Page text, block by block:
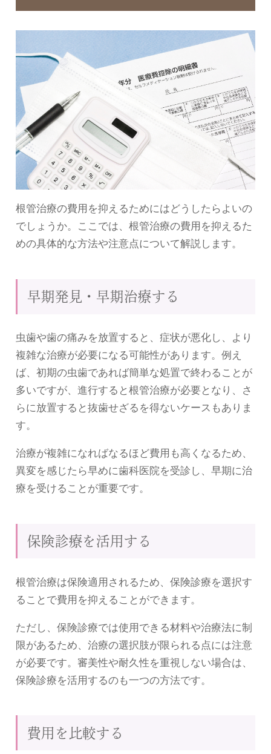
根管治療の費用を抑えるためにはどうしたらよいの
でしょうか。ここでは、根管治療の費用を抑えるた
めの具体的な方法や注意点について解説します。
早期発見・早期治療する
虫歯や歯の痛みを放置すると、症状が悪化し、より
複雑な治療が必要になる可能性があります。例え
ば、初期の虫歯であれば簡単な処置で終わることが
多いですが、進行すると根管治療が必要となり、さ
らに放置すると抜歯せざるを得ないケースもありま
す。
治療が複雑になればなるほど費用も高くなるため、
異変を感じたら早めに歯科医院を受診し、早期に治
療を受けることが重要です。
保険診療を活用する
根管治療は保険適用されるため、保険診療を選択す
ることで費用を抑えることができます。
ただし、保険診療では使用できる材料や治療法に制
限があるため、治療の選択肢が限られる点には注意
が必要です。審美性や耐久性を重視しない場合は、
保険診療を活用するのも一つの方法です。
費用を比較する